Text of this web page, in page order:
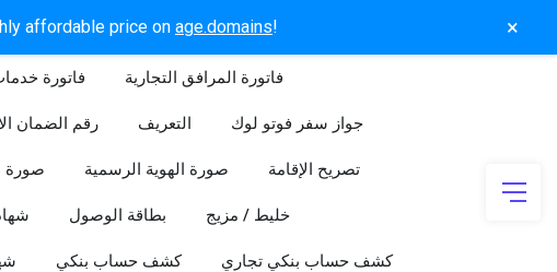
affordable price on age.domains! ×
فاتورة فاتورة المرافق التجارية
رقم الضمان التعريف جواز سفر فوتو لوك
صورة صورة الهوية الرسمية تصريح الإقامة
بطاقة الوصول خليط / مزيج
كشف حساب بنكي كشف حساب بنكي تجاري